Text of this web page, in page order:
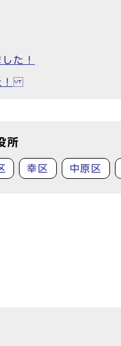
た！
！
所
幸区 中原区